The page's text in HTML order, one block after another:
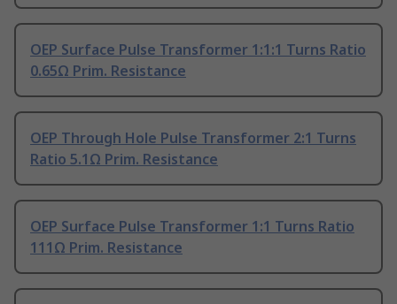
OEP Surface Pulse Transformer 1:1:1 Turns Ratio
0.65Ω Prim. Resistance
OEP Through Hole Pulse Transformer 2:1 Turns
Ratio 5.1Ω Prim. Resistance
OEP Surface Pulse Transformer 1:1 Turns Ratio
111Ω Prim. Resistance